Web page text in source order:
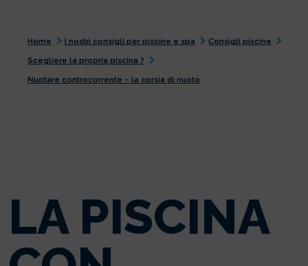
Home I nostri consigli per piscine e spa
Consigli piscine
Scegliere la propria piscina ?
Nuotare controcorrente – la corsia di nuoto
LA PISCINA